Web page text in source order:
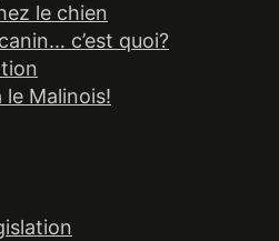
le chien
c’est quoi?
le Malinois!